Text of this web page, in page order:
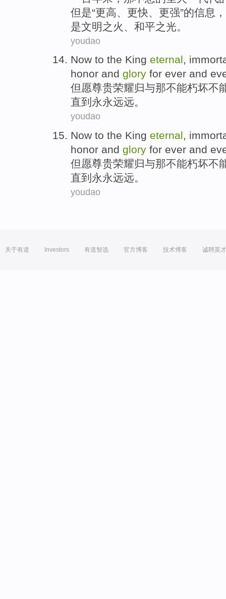
但是“更高 更快 更强”的信息
是文明之 火、 和平之光。
youdao
Now to the King eternal,
honor and glory for ever and
但愿尊贵荣耀归与那不能朽坏不
直到 永永远远。
youdao
Now to the King eternal,
honor and glory for ever and
但愿尊贵荣耀归与那不能朽坏不
直到 永永远远。
youdao
关于有道 Investors 有道智选 官方博客 技术博客 诚聘英才